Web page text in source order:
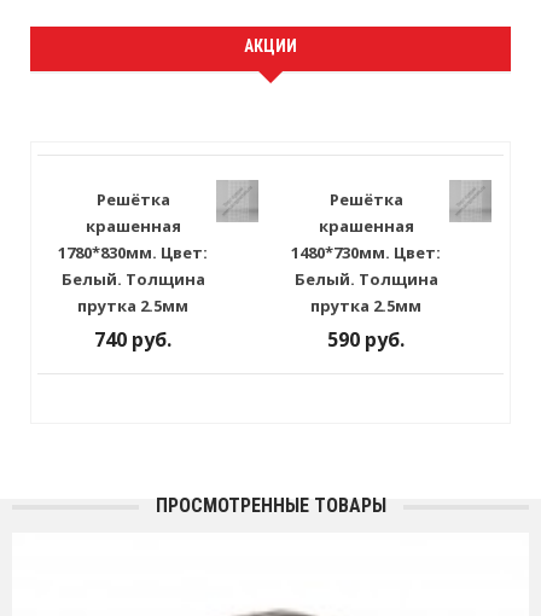
АКЦИИ
Решётка
крашенная
1780*830мм. Цвет:
Белый. Толщина
прутка 2.5мм
740 руб.
Решётка
крашенная
1480*730мм. Цвет:
Белый. Толщина
прутка 2.5мм
590 руб.
ПРОСМОТРЕННЫЕ ТОВАРЫ